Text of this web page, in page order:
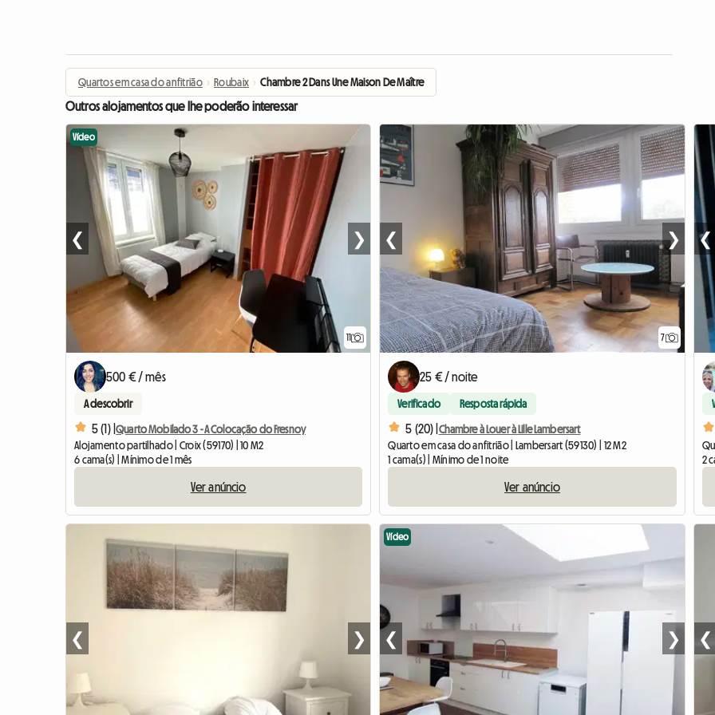
Quartos em casa do anfitrião › Roubaix › Chambre 2 Dans Une Maison De Maître
Outros alojamentos que lhe poderão interessar
11
Vídeo
❮ ❯
500 € / mês
A descobrir
5 (1) |Quarto Mobilado 3 - A Colocação do Fresnoy
Alojamento partilhado | Croix (59170) | 10 M2
6 cama(s) | Mínimo de 1 mês
Ver anúncio
7
❮ ❯
25 € / noite
Verificado Resposta rápida
5 (20) | Chambre à Louer à Lille Lambersart
Quarto em casa do anfitrião | Lambersart (59130) | 12 M2
1 cama(s) | Mínimo de 1 noite
Ver anúncio
❮
2
❮ ❯
Vídeo
❮ ❯ ❮